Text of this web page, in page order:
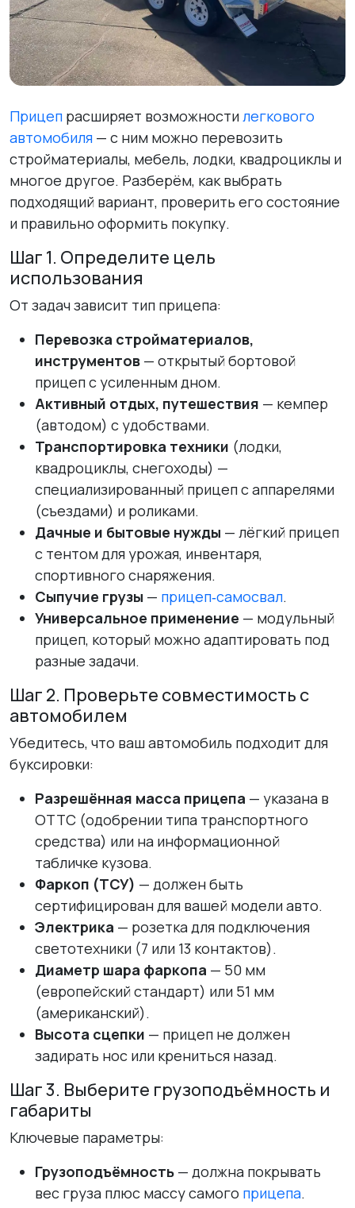
Прицеп расширяет возможностилегкового
автомобиля — с ним можно перевозить
стройматериалы, мебель, лодки, квадроциклы и
многое другое. Разберём, как выбрать
подходящий вариант, проверить его состояние
и правильно оформить покупку.
Шаг 1. Определите цель
использования
От задач зависит тип прицепа:
Перевозка стройматериалов,
инструментов — открытый бортовой
прицеп с усиленным дном.
Активный отдых, путешествия — кемпер
(автодом) с удобствами.
Транспортировка техники (лодки,
квадроциклы, снегоходы) —
специализированный прицеп с аппарелями
(съездами) и роликами.
Дачные и бытовые нужды — лёгкий прицеп
с тентом для урожая, инвентаря,
спортивного снаряжения.
Сыпучие грузы — прицеп‑самосвал.
Универсальное применение — модульный
прицеп, который можно адаптировать под
разные задачи.
Шаг 2. Проверьте совместимость с
автомобилем
Убедитесь, что ваш автомобиль подходит для
буксировки:
Разрешённая масса прицепа — указана в
ОТТС (одобрении типа транспортного
средства) или на информационной
табличке кузова.
Фаркоп (ТСУ) — должен быть
сертифицирован для вашей модели авто.
Электрика — розетка для подключения
светотехники (7 или 13 контактов).
Диаметр шара фаркопа — 50 мм
(европейский стандарт) или 51 мм
(американский).
Высота сцепки — прицеп не должен
задирать нос или крениться назад.
Шаг 3. Выберите грузоподъёмность и
габариты
Ключевые параметры:
Грузоподъёмность — должна покрывать
вес груза плюс массу самого прицепа.